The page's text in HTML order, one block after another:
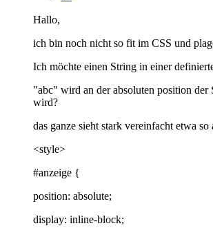
Hallo,
ich bin noch nicht so fit im CSS und
Ich möchte einen String in einer
"abc" wird an der absoluten position der
wird?
das ganze sieht stark vereinfacht etwa so
<style>
#anzeige {
position: absolute;
display: inline-block;